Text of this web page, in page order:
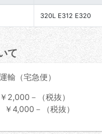
320L E312 E320
て
輸（宅急便）
－（税抜）
4,000－（税抜）